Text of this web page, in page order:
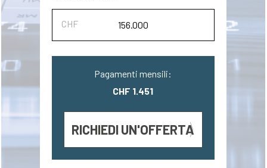
Pagamenti mensili:
CHF 1.451
RICHIEDI UN'OFFERTA